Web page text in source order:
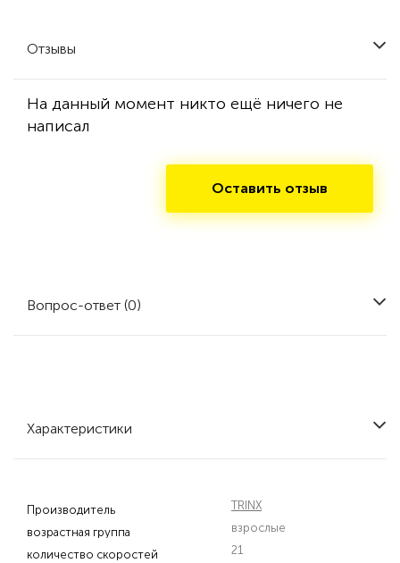
Отзывы
На данный момент никто ещё ничего не
написал
Оставить отзыв
Вопрос-ответ (0)
Характеристики
Производитель
TRINX
возрастная группа
взрослые
количество скоростей
21